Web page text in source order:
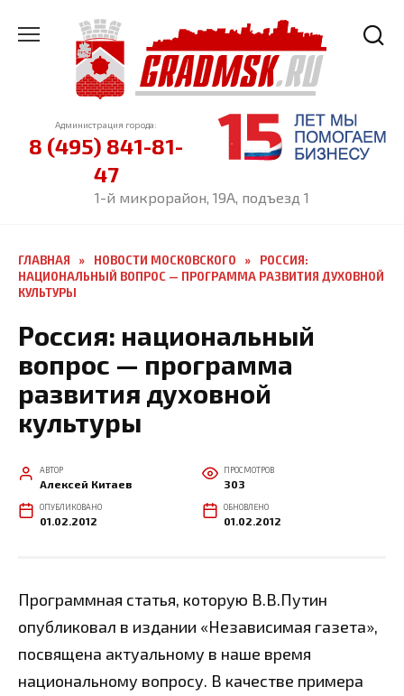
содержанию
Администрация города:
8 (495) 841-81-
47
1-й микрорайон, 19А, подъезд 1
ГЛАВНАЯ » НОВОСТИ МОСКОВСКОГО »
РОССИЯ:
НАЦИОНАЛЬНЫЙ ВОПРОС — ПРОГРАММА РАЗВИТИЯ ДУХОВНОЙ
КУЛЬТУРЫ
Россия: национальный
вопрос — программа
развития духовной
культуры
АВТОР
Алексей Китаев
ПРОСМОТРОВ
303
ОПУБЛИКОВАНО
01.02.2012
ОБНОВЛЕНО
01.02.2012
Программная статья, которую В.В.Путин
опубликовал в издании «Независимая газета»,
посвящена актуальному в наше время
национальному вопросу. В качестве примера